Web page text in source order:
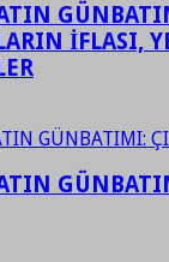
İFLASI,